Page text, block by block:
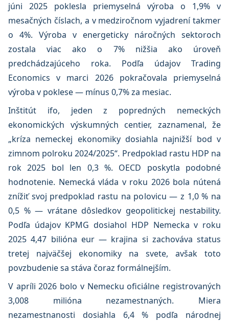
júni 2025 poklesla priemyselná výroba o 1,9% v
mesačných číslach, a v medziročnom vyjadrení takmer
o 4%. Výroba v energeticky náročných sektoroch
zostala viac ako o 7% nižšia ako úroveň
predchádzajúceho roka. Podľa údajov Trading
Economics v marci 2026 pokračovala priemyselná
výroba v poklese — mínus 0,7% za mesiac.
Inštitút ifo, jeden z popredných nemeckých
ekonomických výskumných centier, zaznamenal, že
„kríza nemeckej ekonomiky dosiahla najnižší bod v
zimnom polroku 2024/2025“. Predpoklad rastu HDP na
rok 2025 bol len 0,3 %. OECD poskytla podobné
hodnotenie. Nemecká vláda v roku 2026 bola nútená
znížiť svoj predpoklad rastu na polovicu — z 1,0 % na
0,5 % — vrátane dôsledkov geopolitickej nestability.
Podľa údajov KPMG dosiahol HDP Nemecka v roku
2025 4,47 bilióna eur — krajina si zachováva status
tretej najväčšej ekonomiky na svete, avšak toto
povzbudenie sa stáva čoraz formálnejším.
V apríli 2026 bolo v Nemecku oficiálne registrovaných
3,008 milióna nezamestnaných. Miera
nezamestnanosti dosiahla 6,4 % podľa národnej